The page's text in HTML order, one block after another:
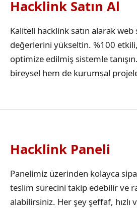
Hacklink Satın Al
Kaliteli hacklink satın alarak web
değerlerini yükseltin. %100
optimize edilmiş sistemle
bireysel hem de kurumsal
Hacklink Paneli
Panelimiz üzerinden kolayca
teslim sürecini takip edebilir ve
alabilirsiniz. Her şey şeffaf, hızlı